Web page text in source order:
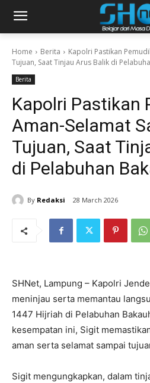
Home Berita
Kapolri Pastikan
Tujuan, Saat Tinjau Arus Balik di
Berita
Kapolri Pastikan
Aman-Selamat
Tujuan, Saat
di Pelabuhan
By Redaksi 28 March 2026
SHNet, Lampung – Kapolri
meninjau serta memantau
1447 Hijriah di Pelabuhan
kesempatan ini, Sigit
aman serta selamat sampai
Sigit mengungkapkan, dalam